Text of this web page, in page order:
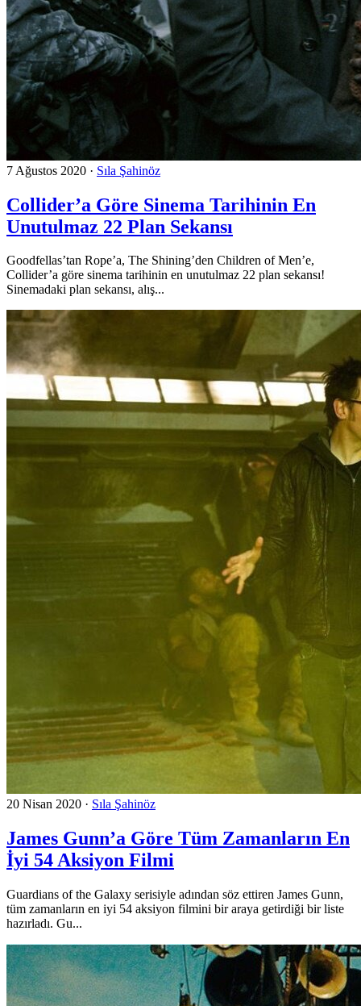
7 Ağustos 2020 · Sıla Şahinöz
Collider’a Göre Sinema Tarihinin En
Unutulmaz 22 Plan Sekansı
Goodfellas’tan Rope’a, The Shining’den Children of Men’e,
Collider’a göre sinema tarihinin en unutulmaz 22 plan sekansı!
Sinemadaki plan sekansı, alış...
20 Nisan 2020 · Sıla Şahinöz
James Gunn’a Göre Tüm Zamanların En
İyi 54 Aksiyon Filmi
Guardians of the Galaxy serisiyle adından söz ettiren James Gunn,
tüm zamanların en iyi 54 aksiyon filmini bir araya getirdiği bir liste
hazırladı. Gu...